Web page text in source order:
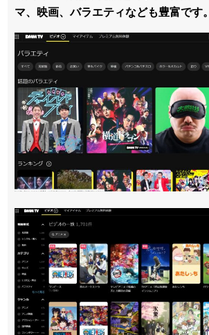
マ、映画、バラエティなども豊富です。